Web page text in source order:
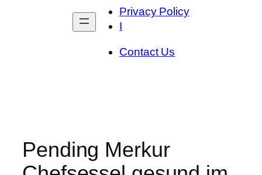
Privacy Policy
I
Contact Us
Pending Merkur